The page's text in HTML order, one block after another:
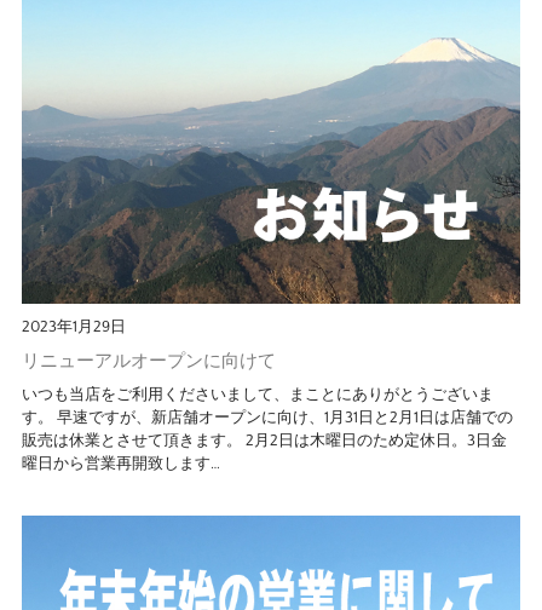
2023年1月29日
リニューアルオープンに向けて
いつも当店をご利用くださいまして、まことにありがとうございま
す。 早速ですが、新店舗オープンに向け、1月31日と2月1日は店舗での
販売は休業とさせて頂きます。 2月2日は木曜日のため定休日。3日金
曜日から営業再開致します…